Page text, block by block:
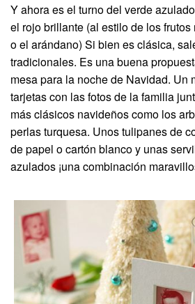
Y ahora es el turno del verde
el rojo brillante (al estilo de los
o el arándano) Si bien es clásica,
tradicionales. Es una buena
mesa para la noche de Navidad. Un
tarjetas con las fotos de la familia
más clásicos navideños como los
perlas turquesa. Unos tulipanes de
de papel o cartón blanco y unas
azulados ¡una combinación